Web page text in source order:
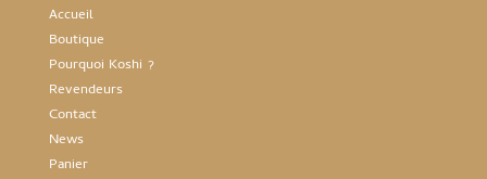
Accueil
Boutique
Pourquoi Koshi ?
Revendeurs
Contact
News
Panier